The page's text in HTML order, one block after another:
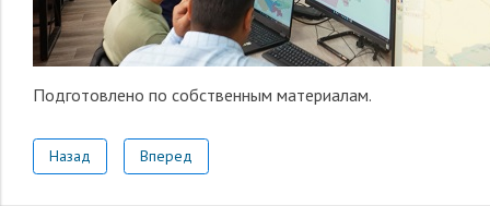
Подготовлено по собственным материалам.
Назад Вперед